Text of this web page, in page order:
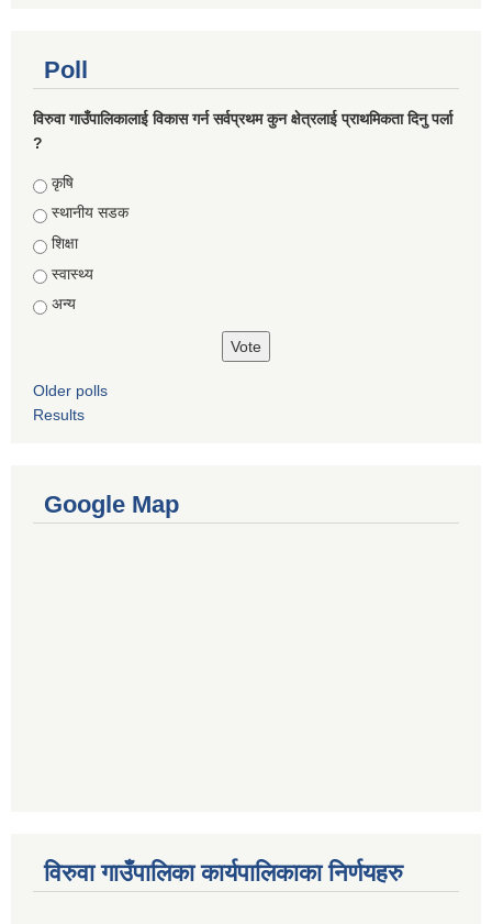
Poll
विरुवा गाउँपालिकालाई विकास गर्न सर्वप्रथम कुन क्षेत्रलाई प्राथमिकता दिनु पर्ला
?
Choices
कृषि
स्थानीय सडक
शिक्षा
स्वास्थ्य
अन्य
Older polls
Results
Google Map
विरुवा गाउँपालिका कार्यपालिकाका निर्णयहरु